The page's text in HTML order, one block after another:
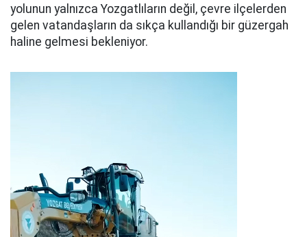
yolunun yalnızca Yozgatlıların değil, çevre ilçelerden
gelen vatandaşların da sıkça kullandığı bir güzergah
haline gelmesi bekleniyor.